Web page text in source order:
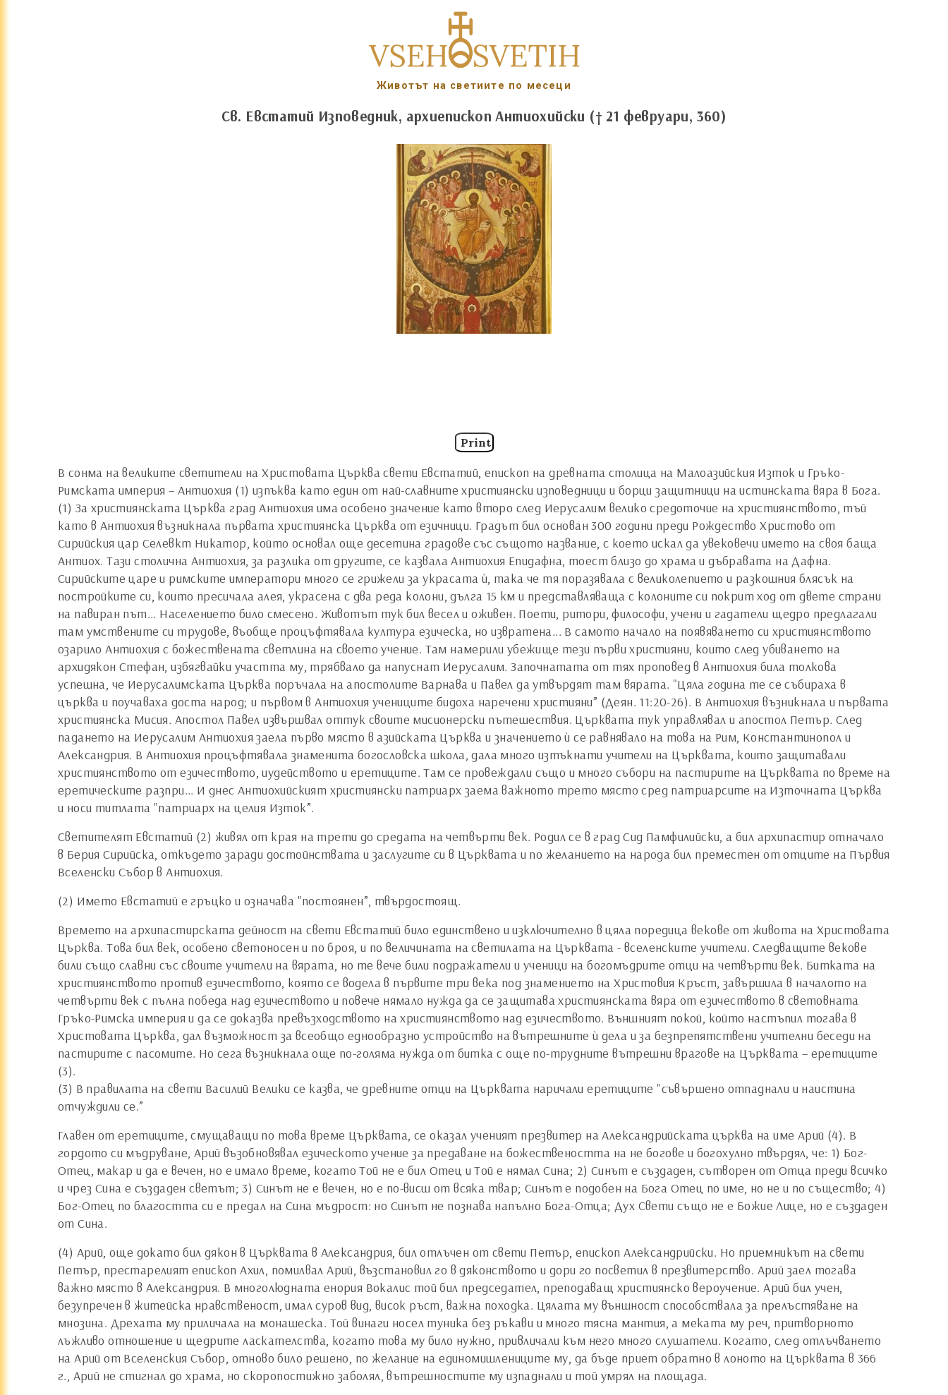
Животът на светиите по месеци
Св. Евстатий Изповедник, архиепископ Антиохийски († 21 февруари, 360)
Print
В сонма на великите светители на Христовата Църква свети Евстатий, епископ на древната столица на Малоазийския Изток и Гръко-
Римската империя – Антиохия (1) изпъква като един от най-славните християнски изповедници и борци защитници на истинската вяра в Бога.
(1) За християнската Църква град Антиохия има особено значение като второ след Иерусалим велико средоточие на християнството, тъй
като в Антиохия възникнала първата християнска Църква от езичници. Градът бил основан 300 години преди Рождество Христово от
Сирийския цар Селевкт Никатор, който основал още десетина градове със същото название, с което искал да увековечи името на своя баща
Антиох. Тази столична Антиохия, за разлика от другите, се казвала Антиохия Епидафна, тоест близо до храма и дъбравата на Дафна.
Сирийските царе и римските императори много се грижели за украсата ѝ, така че тя поразявала с великолепието и разкошния блясък на
постройките си, които пресичала алея, украсена с два реда колони, дълга 15 км и представляваща с колоните си покрит ход от двете страни
на павиран път... Населението било смесено. Животът тук бил весел и оживен. Поети, ритори, философи, учени и гадатели щедро предлагали
там умствените си трудове, въобще процъфтявала култура езическа, но извратена... В самото начало на появяването си християнството
озарило Антиохия с божествената светлина на своето учение. Там намерили убежище тези първи християни, които след убиването на
архидякон Стефан, избягвайки участта му, трябвало да напуснат Иерусалим. Започнатата от тях проповед в Антиохия била толкова
успешна, че Иерусалимската Църква поръчала на апостолите Варнава и Павел да утвърдят там вярата. "Цяла година те се събираха в
църква и поучаваха доста народ; и първом в Антиохия учениците бидоха наречени християни” (Деян. 11:20-26). В Антиохия възникнала и първата
християнска Мисия. Апостол Павел извършвал оттук своите мисионерски пътешествия. Църквата тук управлявал и апостол Петър. След
падането на Иерусалим Антиохия заела първо място в азийската Църква и значението ѝ се равнявало на това на Рим, Константинопол и
Александрия. В Антиохия процъфтявала знаменита богословска школа, дала много изтъкнати учители на Църквата, които защитавали
християнството от езичеството, иудейството и еретиците. Там се провеждали също и много събори на пастирите на Църквата по време на
еретическите разпри... И днес Антиохийският християнски патриарх заема важното трето място сред патриарсите на Източната Църква
и носи титлата "патриарх на целия Изток”.
Светителят Евстатий (2) живял от края на трети до средата на четвърти век. Родил се в град Сид Памфилийски, а бил архипастир отначало
в Берия Сирийска, откъдето заради достойнствата и заслугите си в Църквата и по желанието на народа бил преместен от отците на Първия
Вселенски Събор в Антиохия.
(2) Името Евстатий е гръцко и означава "постоянен”, твърдостоящ.
Времето на архипастирската дейност на свети Евстатий било единствено и изключително в цяла поредица векове от живота на Христовата
Църква. Това бил век, особено светоносен и по броя, и по величината на светилата на Църквата - вселенските учители. Следващите векове
били също славни със своите учители на вярата, но те вече били подражатели и ученици на богомъдрите отци на четвърти век. Битката на
християнството против езичеството, която се водела в първите три века под знамението на Христовия Кръст, завършила в началото на
четвърти век с пълна победа над езичеството и повече нямало нужда да се защитава християнската вяра от езичеството в световната
Гръко-Римска империя и да се доказва превъзходството на християнството над езичеството. Външният покой, който настъпил тогава в
Христовата Църква, дал възможност за всеобщо еднообразно устройство на вътрешните ѝ дела и за безпрепятствени учителни беседи на
пастирите с пасомите. Но сега възникнала още по-голяма нужда от битка с още по-трудните вътрешни врагове на Църквата – еретиците
(3).
(3) В правилата на свети Василий Велики се казва, че древните отци на Църквата наричали еретиците "съвършено отпаднали и наистина
отчуждили се.”
Главен от еретиците, смущаващи по това време Църквата, се оказал ученият презвитер на Александрийската църква на име Арий (4). В
гордото си мъдруване, Арий възобновявал езическото учение за предаване на божествеността на не богове и богохулно твърдял, че: 1) Бог-
Отец, макар и да е вечен, но е имало време, когато Той не е бил Отец и Той е нямал Сина; 2) Синът е създаден, сътворен от Отца преди всичко
и чрез Сина е създаден светът; 3) Синът не е вечен, но е по-висш от всяка твар; Синът е подобен на Бога Отец по име, но не и по същество; 4)
Бог-Отец по благостта си е предал на Сина мъдрост: но Синът не познава напълно Бога-Отца; Дух Свети също не е Божие Лице, но е създаден
от Сина.
(4) Арий, още докато бил дякон в Църквата в Александрия, бил отлъчен от свети Петър, епископ Александрийски. Но приемникът на свети
Петър, престарелият епископ Ахил, помилвал Арий, възстановил го в дяконството и дори го посветил в презвитерство. Арий заел тогава
важно място в Александрия. В многолюдната енория Вокалис той бил председател, преподаващ християнско вероучение. Арий бил учен,
безупречен в житейска нравственост, имал суров вид, висок ръст, важна походка. Цялата му външност способствала за прелъстяване на
мнозина. Дрехата му приличала на монашеска. Той винаги носел туника без ръкави и много тясна мантия, а меката му реч, притворното
лъжливо отношение и щедрите ласкателства, когато това му било нужно, привличали към него много слушатели. Когато, след отлъчването
на Арий от Вселенския Събор, отново било решено, по желание на единомишлениците му, да бъде приет обратно в лоното на Църквата в 366
г., Арий не стигнал до храма, но скоропостижно заболял, вътрешностите му изпаднали и той умрял на площада.